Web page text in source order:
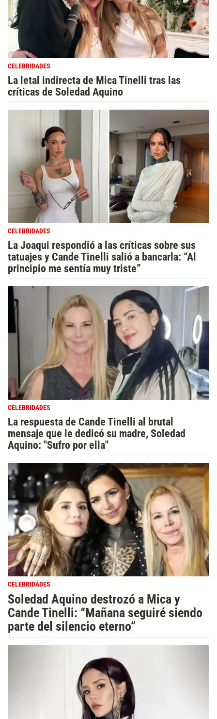
CELEBRIDADES
La letal indirecta de Mica Tinelli tras las
críticas de Soledad Aquino
CELEBRIDADES
La Joaqui respondió a las críticas sobre sus
tatuajes y Cande Tinelli salió a bancarla: “Al
principio me sentía muy triste”
CELEBRIDADES
La respuesta de Cande Tinelli al brutal
mensaje que le dedicó su madre, Soledad
Aquino: "Sufro por ella"
CELEBRIDADES
Soledad Aquino destrozó a Mica y
Cande Tinelli: “Mañana seguiré siendo
parte del silencio eterno”